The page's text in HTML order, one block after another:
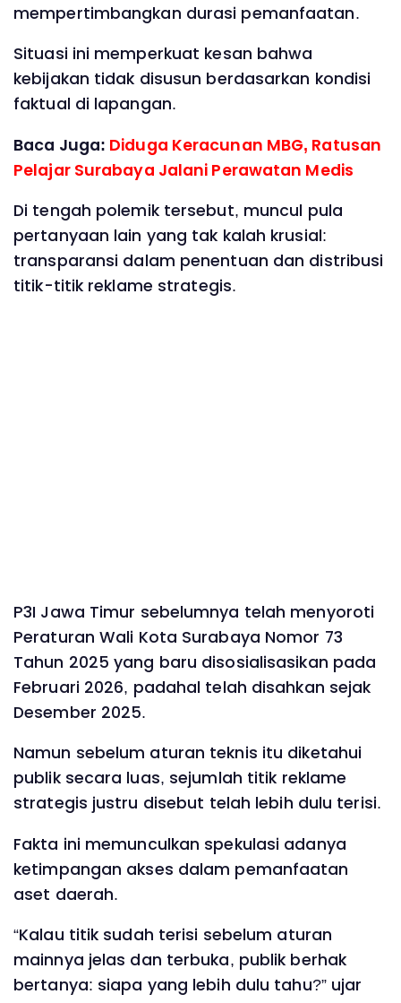
mempertimbangkan durasi pemanfaatan.
Situasi ini memperkuat kesan bahwa
kebijakan tidak disusun berdasarkan kondisi
faktual di lapangan.
Baca Juga: Diduga Keracunan MBG, Ratusan
Pelajar Surabaya Jalani Perawatan Medis
Di tengah polemik tersebut, muncul pula
pertanyaan lain yang tak kalah krusial:
transparansi dalam penentuan dan distribusi
titik-titik reklame strategis.
P3I Jawa Timur sebelumnya telah menyoroti
Peraturan Wali Kota Surabaya Nomor 73
Tahun 2025 yang baru disosialisasikan pada
Februari 2026, padahal telah disahkan sejak
Desember 2025.
Namun sebelum aturan teknis itu diketahui
publik secara luas, sejumlah titik reklame
strategis justru disebut telah lebih dulu terisi.
Fakta ini memunculkan spekulasi adanya
ketimpangan akses dalam pemanfaatan
aset daerah.
“Kalau titik sudah terisi sebelum aturan
mainnya jelas dan terbuka, publik berhak
bertanya: siapa yang lebih dulu tahu?” ujar